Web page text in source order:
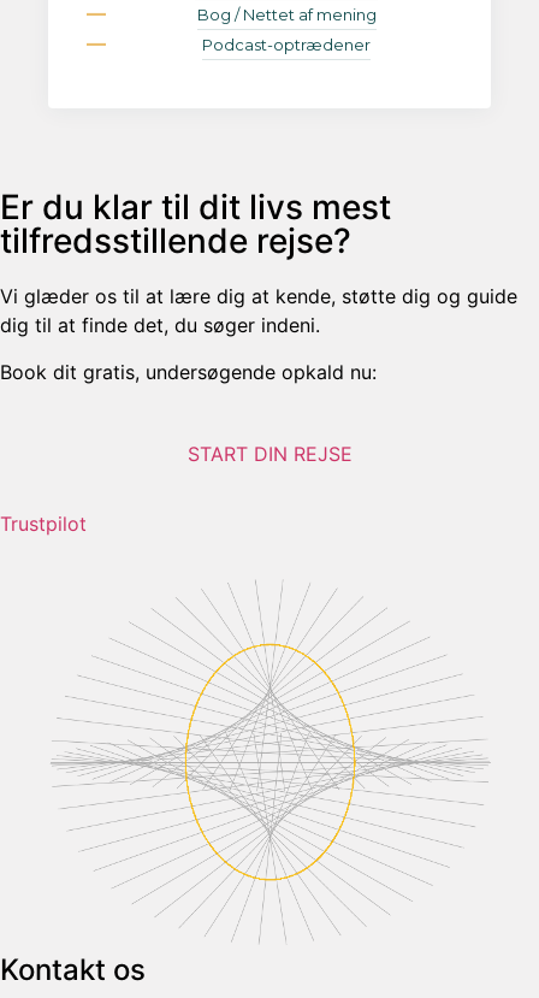
Bog / Nettet af mening
Podcast-optrædener
Er du klar til dit livs mest
tilfredsstillende rejse?
Vi glæder os til at lære dig at kende, støtte dig og guide
dig til at finde det, du søger indeni.
Book dit gratis, undersøgende opkald nu:
START DIN REJSE
Trustpilot
Kontakt os